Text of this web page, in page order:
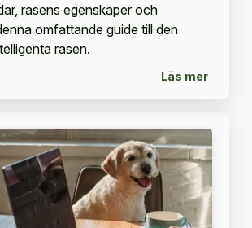
rasens egenskaper och
omfattande guide till den
rasen.
Läs mer